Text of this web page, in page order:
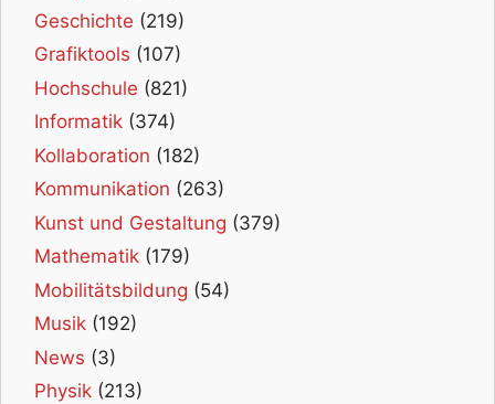
Geschichte (219)
Grafiktools (107)
Hochschule (821)
Informatik (374)
Kollaboration (182)
Kommunikation (263)
Kunst und Gestaltung (379)
Mathematik (179)
Mobilitätsbildung (54)
Musik (192)
News (3)
Physik (213)